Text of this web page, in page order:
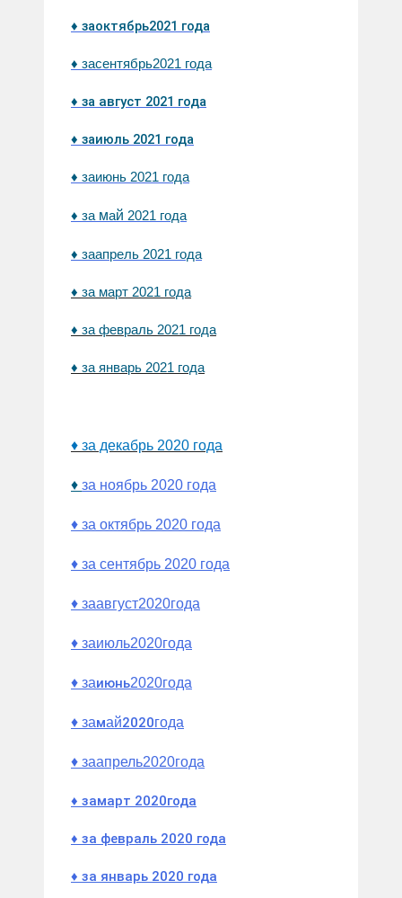
♦ заоктябрь2021 года
♦ засентябрь2021 года
♦ за август 2021 года
♦ заиюль 2021 года
♦ заиюнь 2021 года
♦ за май 2021 года
♦ заапрель 2021 года
♦ за март 2021 года
♦ за февраль 2021 года
♦ за январь 2021 года
♦ за декабрь 2020 года
♦ за ноябрь 2020 года
♦ за октябрь 2020 года
♦ за сентябрь 2020 года
♦ заавгуст2020года
♦ заиюль2020года
♦ заиюнь2020года
♦ замай2020года
♦ заапрель2020года
♦ замарт 2020года
♦ за февраль 2020 года
♦ за январь 2020 года